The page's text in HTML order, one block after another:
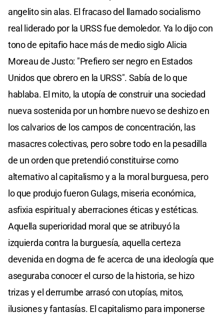
angelito sin alas. El fracaso del llamado socialismo
real liderado por la URSS fue demoledor. Ya lo dijo con
tono de epitafio hace más de medio siglo Alicia
Moreau de Justo: "Prefiero ser negro en Estados
Unidos que obrero en la URSS". Sabía de lo que
hablaba. El mito, la utopía de construir una sociedad
nueva sostenida por un hombre nuevo se deshizo en
los calvarios de los campos de concentración, las
masacres colectivas, pero sobre todo en la pesadilla
de un orden que pretendió constituirse como
alternativo al capitalismo y a la moral burguesa, pero
lo que produjo fueron Gulags, miseria económica,
asfixia espiritual y aberraciones éticas y estéticas.
Aquella superioridad moral que se atribuyó la
izquierda contra la burguesía, aquella certeza
devenida en dogma de fe acerca de una ideología que
aseguraba conocer el curso de la historia, se hizo
trizas y el derrumbe arrasó con utopías, mitos,
ilusiones y fantasías. El capitalismo para imponerse